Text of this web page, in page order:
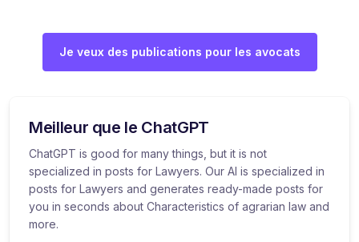
Je veux des publications pour les avocats
Meilleur que le ChatGPT
ChatGPT is good for many things, but it is not
specialized in posts for Lawyers. Our AI is specialized in
posts for Lawyers and generates ready-made posts for
you in seconds about Characteristics of agrarian law and
more.